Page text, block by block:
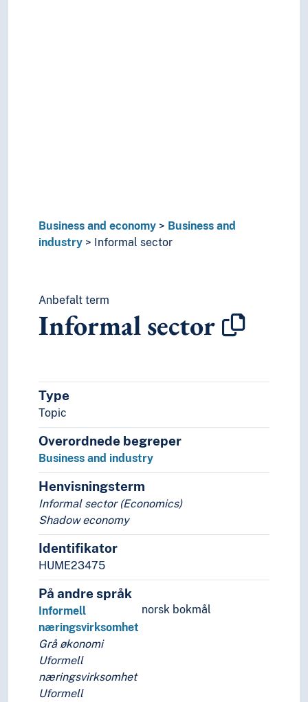
Business and economy
Business and
industry
Informal sector
Anbefalt term
Informal sector
Type
Topic
Overordnede begreper
Business and industry
Henvisningsterm
Informal sector (Economics)
Shadow economy
Identifikator
HUME23475
På andre språk
norsk bokmål
Informell
næringsvirksomhet
Grå økonomi
Uformell
næringsvirksomhet
Uformell